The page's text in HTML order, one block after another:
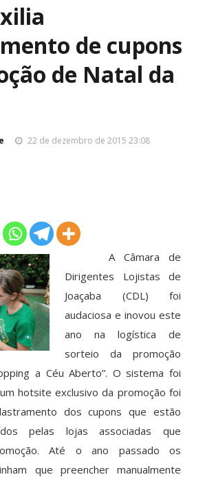
de cupons
de Natal da
22 de dezembro de 2015 23:08
A Câmara de
Dirigentes Lojistas de
Joaçaba (CDL) foi
audaciosa e inovou este
ano na logística de
sorteio da promoção
a Céu Aberto”. O sistema foi
hotsite exclusivo da promoção foi
dos cupons que estão
pelas lojas associadas que
Até o ano passado os
que preencher manualmente